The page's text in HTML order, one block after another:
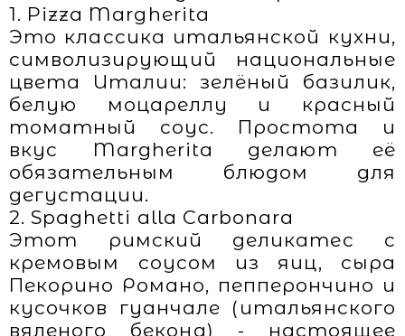
1. Pizza Margherita
Это классика итальянской кухни,
символизирующий национальные
цвета Италии: зелёный базилик,
белую моцареллу и красный
томатный соус. Простота и
вкус Margherita делают её
обязательным блюдом для
дегустации.
2. Spaghetti alla Carbonara
Этот римский деликатес с
кремовым соусом из яиц, сыра
Пекорино Романо, пепперончино и
кусочков гуанчале (итальянского
вяленого бекона) - настоящее